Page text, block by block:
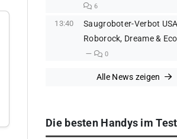
6
13:40
Saugroboter-Verbot
Roborock, Dreame &
0
Alle News zeigen
Die besten Handys im Test